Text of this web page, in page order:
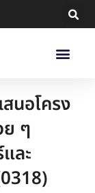
นอโครง
ๆ
ละ